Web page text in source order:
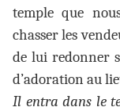
temple que
chasser les
de lui redonner
d’adoration au
Il entra dans le